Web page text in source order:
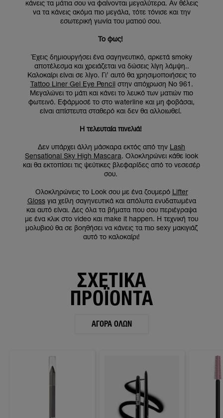
κάνεις τα μάτια σου να φαίνονται μεγαλύτερα. Αν θέλεις
να τα κάνεις ακόμα πιο μεγάλα, τότε τόνισε και την
εσωτερική γωνία του ματιού σου.
Το φως!
Έχεις δημιουργήσει ένα σαγηνευτικό, αρκετά smoky
αποτέλεσμα και χρειάζεται να δώσεις λίγη λάμψη..
Καλοκαίρι είναι σε λίγο. Γι’ αυτό θα χρησιμοποιήσεις το
Tattoo Liner Gel Eye Pencil στην απόχρωση Νο 961.
Μεγαλώνει το μάτι και κάνει το λευκό των ματιών πιο
φωτεινό. Εφάρμοσέ το στο waterline και μη φοβάσαι,
είναι απίστευτα σταθερό και δεν θα αλλοιωθεί.
Η τελευταία πινελιά!
Δεν υπάρχει άλλη μάσκαρα εκτός από την Lash
Sensational Sky High Mascara. Ολοκληρώνει κάθε look
και θα εκτοπίσει τις ψεύτικες βλεφαρίδες από το νεσεσέρ
σου.
Ολοκληρώνεις το Look σου με ένα ζουμερό Lifter
Glossγια χείλη σαγηνευτικά και απόλυτα ενυδατωμένα
και αυτό είναι. Δες όλα τα βήματα που σου περιέγραψα
με ένα κλικ στο video και make it happen. Η τεχνική του
μολυβιού θα σε βοηθήσει να κάνεις τα πιο sexy μακιγιάζ
αυτό το καλοκαίρι!
ΣΧΕΤΙΚΑ
ΠΡΟΪΟΝΤΑ
ΑΓΟΡΆ ΌΛΩΝ